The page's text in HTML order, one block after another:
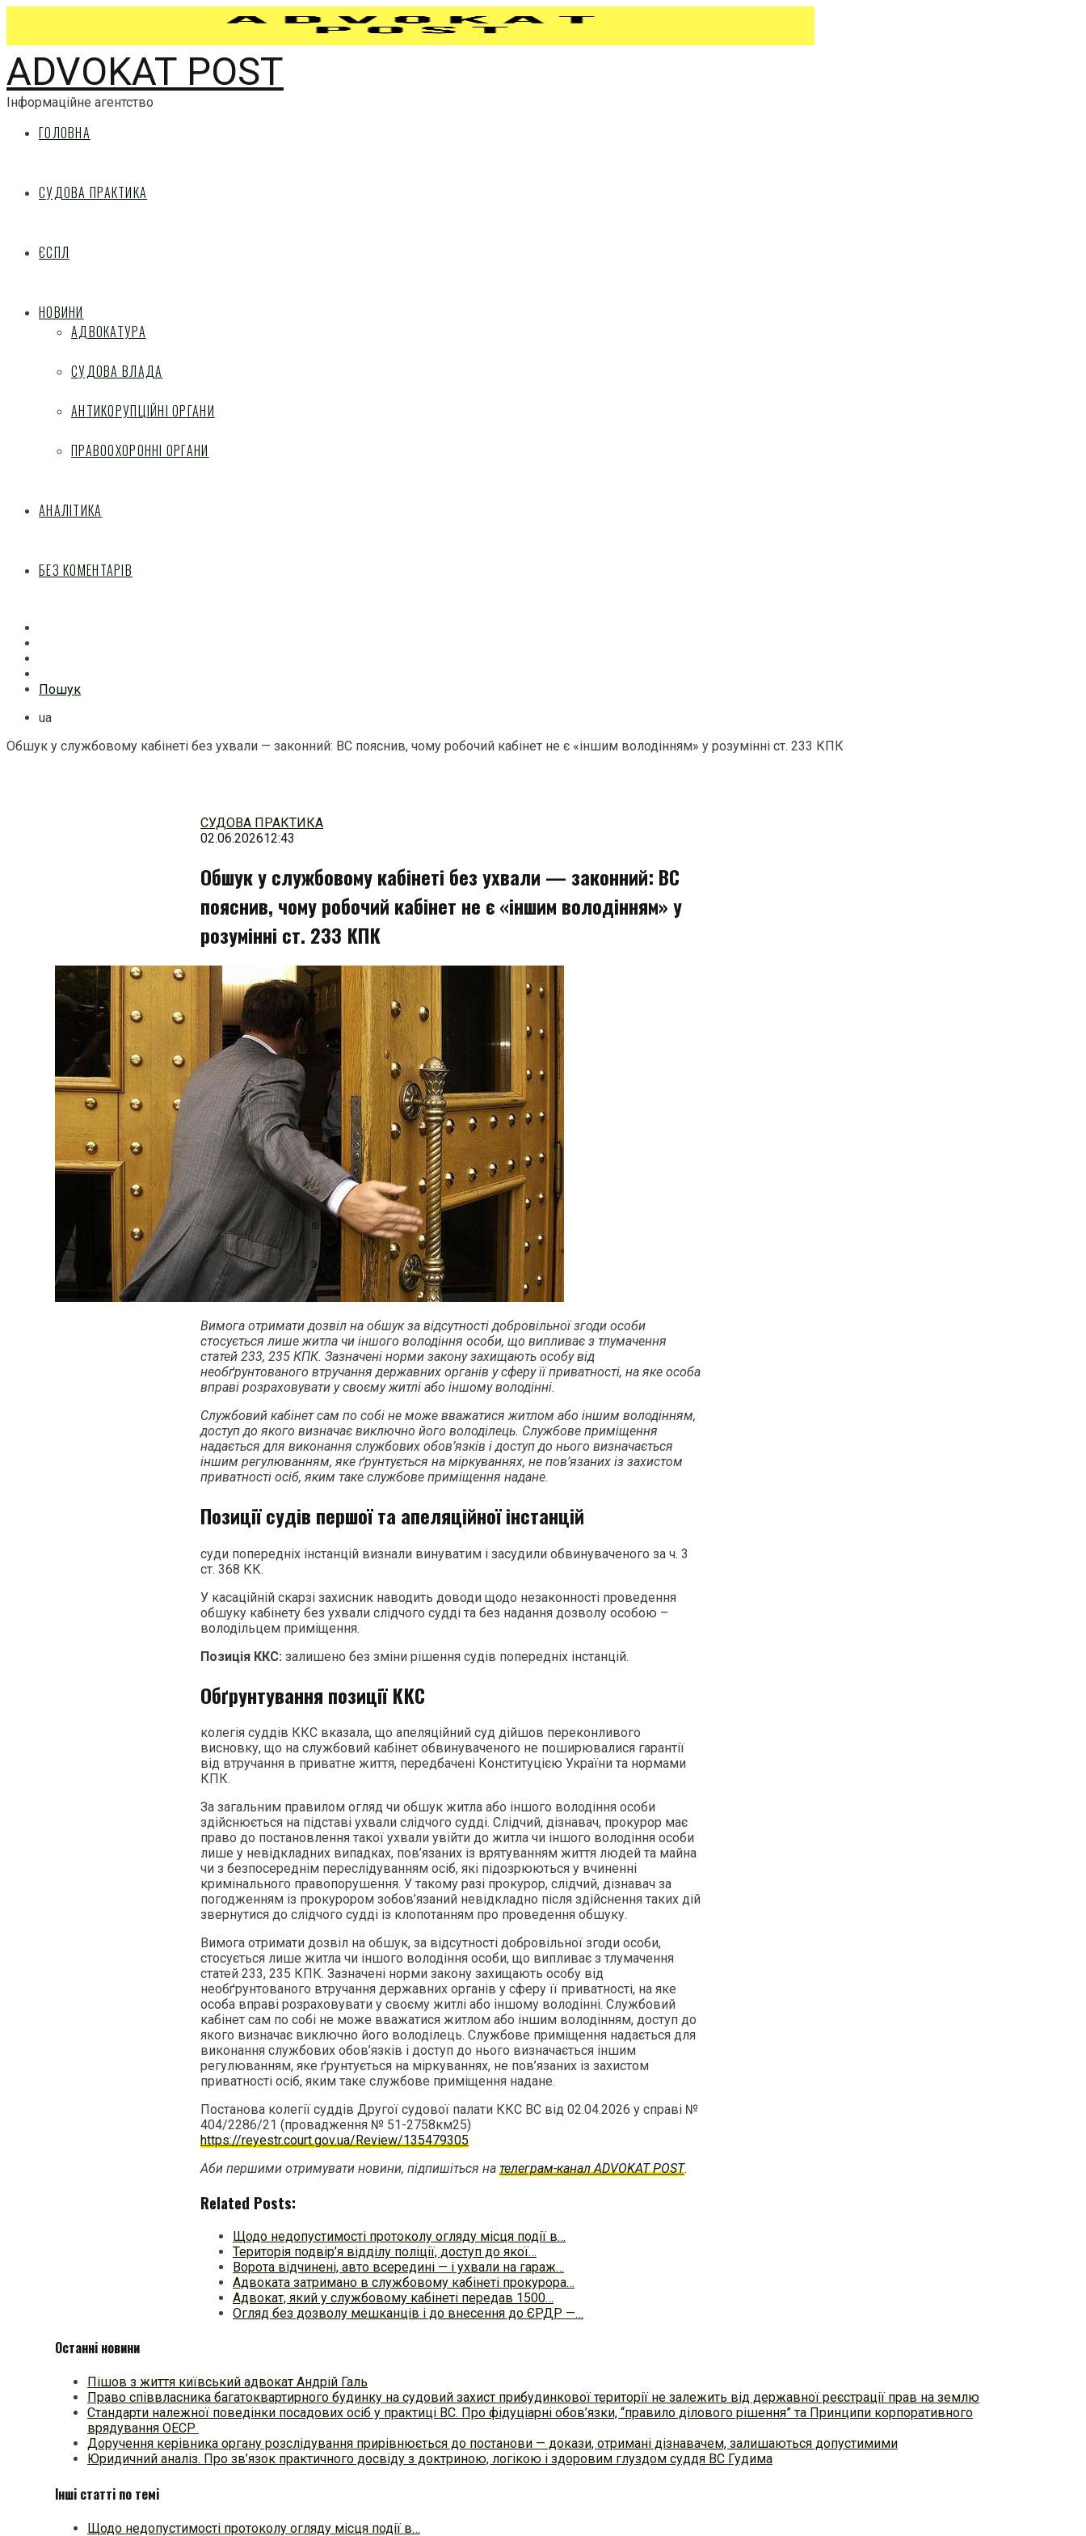
ADVOKAT POST
Інформаційне агентство
ГОЛОВНА
СУДОВА ПРАКТИКА
ЄСПЛ
НОВИНИ
АДВОКАТУРА
СУДОВА ВЛАДА
АНТИКОРУПЦІЙНІ ОРГАНИ
ПРАВООХОРОННІ ОРГАНИ
АНАЛІТИКА
БЕЗ КОМЕНТАРІВ
Пошук
ua
Обшук у службовому кабінеті без ухвали — законний: ВС пояснив, чому робочий кабінет не є «іншим володінням» у розумінні ст. 233 КПК
СУДОВА ПРАКТИКА
02.06.202612:43
Обшук у службовому кабінеті без ухвали — законний: ВС
пояснив, чому робочий кабінет не є «іншим володінням» у
розумінні ст. 233 КПК
Вимога отримати дозвіл на обшук за відсутності добровільної згоди особи
стосується лише житла чи іншого володіння особи, що випливає з тлумачення
статей 233, 235 КПК. Зазначені норми закону захищають особу від
необґрунтованого втручання державних органів у сферу її приватності, на яке особа
вправі розраховувати у своєму житлі або іншому володінні.
Службовий кабінет сам по собі не може вважатися житлом або іншим володінням,
доступ до якого визначає виключно його володілець. Службове приміщення
надається для виконання службових обов’язків і доступ до нього визначається
іншим регулюванням, яке ґрунтується на міркуваннях, не пов’язаних із захистом
приватності осіб, яким таке службове приміщення надане.
Позиції судів першої та апеляційної інстанцій
суди попередніх інстанцій визнали винуватим і засудили обвинуваченого за ч. 3
ст. 368 КК.
У касаційній скарзі захисник наводить доводи щодо незаконності проведення
обшуку кабінету без ухвали слідчого судді та без надання дозволу особою –
володільцем приміщення.
Позиція ККС: залишено без зміни рішення судів попередніх інстанцій.
Обґрунтування позиції ККС
колегія суддів ККС вказала, що апеляційний суд дійшов переконливого
висновку, що на службовий кабінет обвинуваченого не поширювалися гарантії
від втручання в приватне життя, передбачені Конституцією України та нормами
КПК.
За загальним правилом огляд чи обшук житла або іншого володіння особи
здійснюється на підставі ухвали слідчого судді. Слідчий, дізнавач, прокурор має
право до постановлення такої ухвали увійти до житла чи іншого володіння особи
лише у невідкладних випадках, пов’язаних із врятуванням життя людей та майна
чи з безпосереднім переслідуванням осіб, які підозрюються у вчиненні
кримінального правопорушення. У такому разі прокурор, слідчий, дізнавач за
погодженням із прокурором зобов’язаний невідкладно після здійснення таких дій
звернутися до слідчого судді із клопотанням про проведення обшуку.
Вимога отримати дозвіл на обшук, за відсутності добровільної згоди особи,
стосується лише житла чи іншого володіння особи, що випливає з тлумачення
статей 233, 235 КПК. Зазначені норми закону захищають особу від
необґрунтованого втручання державних органів у сферу її приватності, на яке
особа вправі розраховувати у своєму житлі або іншому володінні. Службовий
кабінет сам по собі не може вважатися житлом або іншим володінням, доступ до
якого визначає виключно його володілець. Службове приміщення надається для
виконання службових обов’язків і доступ до нього визначається іншим
регулюванням, яке ґрунтується на міркуваннях, не пов’язаних із захистом
приватності осіб, яким таке службове приміщення надане.
Постанова колегії суддів Другої судової палати ККС ВС від 02.04.2026 у справі №
404/2286/21 (провадження № 51-2758км25)
https://reyestr.court.gov.ua/Review/135479305
Аби першими отримувати новини, підпишіться на телеграм-канал ADVOKAT POST.
Related Posts:
Щодо недопустимості протоколу огляду місця події в…
Територія подвір’я відділу поліції, доступ до якої…
Ворота відчинені, авто всередині — і ухвали на гараж…
Адвоката затримано в службовому кабінеті прокурора…
Адвокат, який у службовому кабінеті передав 1500…
Огляд без дозволу мешканців і до внесення до ЄРДР —…
Останні новини
Пішов з життя київський адвокат Андрій Галь
Право співвласника багатоквартирного будинку на судовий захист прибудинкової території не залежить від державної реєстрації прав на землю
Стандарти належної поведінки посадових осіб у практиці ВC. Про фідуціарні обов’язки, “правило ділового рішення” та Принципи корпоративного
врядування ОЕСР
Доручення керівника органу розслідування прирівнюється до постанови — докази, отримані дізнавачем, залишаються допустимими
Юридичний аналіз. Про зв’язок практичного досвіду з доктриною, логікою і здоровим глуздом суддя ВС Гудима
Інші статті по темі
Щодо недопустимості протоколу огляду місця події в…